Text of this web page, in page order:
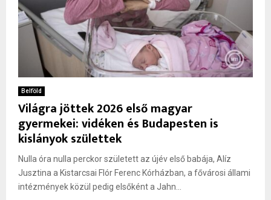
Belföld
Világra jöttek 2026 első magyar
gyermekei: vidéken és Budapesten is
kislányok születtek
Nulla óra nulla perckor született az újév első babája, Alíz
Jusztina a Kistarcsai Flór Ferenc Kórházban, a fővárosi állami
intézmények közül pedig elsőként a Jahn...